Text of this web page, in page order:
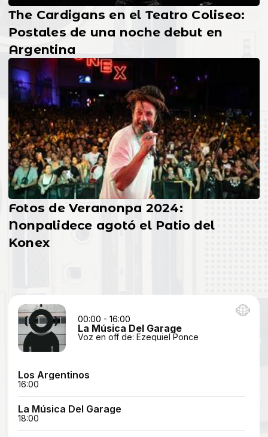
The Cardigans en el Teatro Coliseo:
Postales de una noche debut en
Argentina
Fotos de Veranonpa 2024:
Nonpalidece agotó el Patio del
Konex